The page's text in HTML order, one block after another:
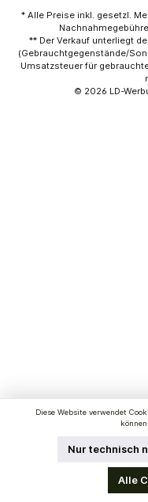
* Alle Preise inkl. gesetzl.
** Der Verkauf unterliegt
(Gebrauchtgegenstände/
Umsatzsteuer für
© 2026 LD-
Diese Website verwendet
können.
Nur technisch
Alle